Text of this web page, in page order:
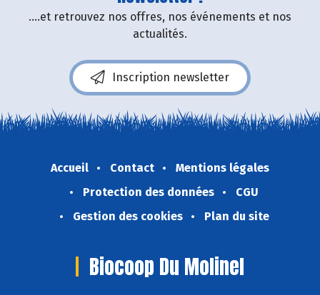
....et retrouvez nos offres, nos événements et nos
actualités.
Inscription newsletter
Accueil Contact
Mentions légales
Protection des données
CGU
Gestion des cookies
Plan du site
Biocoop Du Molinel